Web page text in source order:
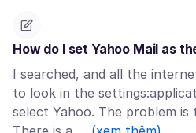
How do I set Yahoo Mail as
I searched, and all the
to look in the
select Yahoo. The problem